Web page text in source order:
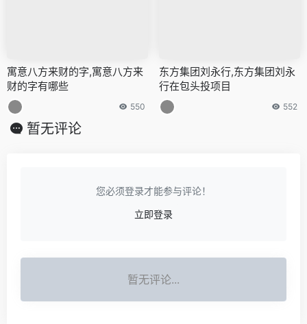
寓意八方来财的字,寓意八方来
财的字有哪些
550
东方集团刘永行,东方集团刘永
行在包头投项目
552
暂无评论
您必须登录才能参与评论！
立即登录
暂无评论...